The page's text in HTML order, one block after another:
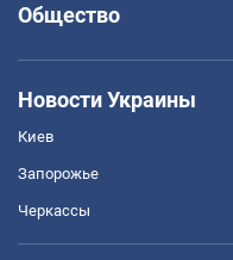
Общество
Новости Украины
Киев
Запорожье
Черкассы